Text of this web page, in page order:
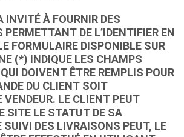
INVITÉ À FOURNIR DES
DE L’IDENTIFIER EN
FORMULAIRE DISPONIBLE SUR
(*) INDIQUE LES CHAMPS
DOIVENT ÊTRE REMPLIS POUR
DU CLIENT SOIT
VENDEUR. LE CLIENT PEUT
SITE LE STATUT DE SA
SUIVI DES LIVRAISONS PEUT, LE